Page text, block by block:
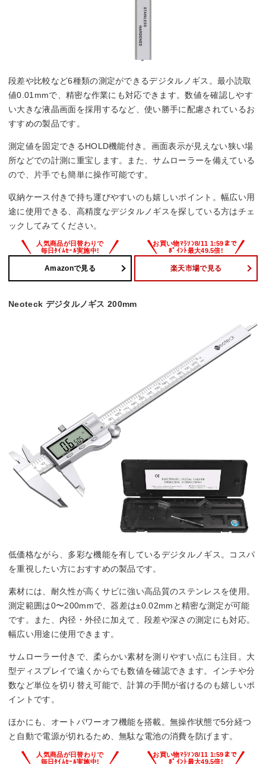
段差や比較など6種類の測定ができるデジタルノギス。最小読取
値0.01mmで、精密な作業にも対応できます。数値を確認しやす
い大きな液晶画面を採用するなど、使い勝手に配慮されているお
すすめの製品です。
測定値を固定できるHOLD機能付き。画面表示が見えない狭い場
所などでの計測に重宝します。また、サムローラーを備えている
ので、片手でも簡単に操作可能です。
収納ケース付きで持ち運びやすいのも嬉しいポイント。幅広い用
途に使用できる、高精度なデジタルノギスを探している方はチェ
ックしてみてください。
Amazonで見る 楽天市場で見る
Neoteck デジタルノギス 200mm
低価格ながら、多彩な機能を有しているデジタルノギス。コスパ
を重視したい方におすすめの製品です。
素材には、耐久性が高くサビに強い高品質のステンレスを使用。
測定範囲は0〜200mmで、器差は±0.02mmと精密な測定が可能
です。また、内径・外径に加えて、段差や深さの測定にも対応。
幅広い用途に使用できます。
サムローラー付きで、柔らかい素材を測りやすい点にも注目。大
型ディスプレイで遠くからでも数値を確認できます。インチや分
数など単位を切り替え可能で、計算の手間が省けるのも嬉しいポ
イントです。
ほかにも、オートパワーオフ機能を搭載。無操作状態で5分経つ
と自動で電源が切れるため、無駄な電池の消費を防げます。